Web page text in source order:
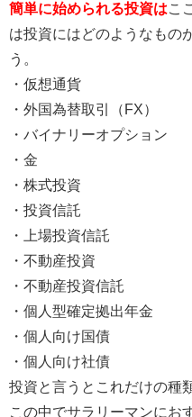
簡単に始められる投資はこ
は投資にはどのようなもの
う。
・仮想通貨
・外国為替取引（FX）
・バイナリーオプション
・金
・株式投資
・投資信託
・上場投資信託
・不動産投資
・不動産投資信託
・個人型確定拠出年金
・個人向け国債
・個人向け社債
投資と言うとこれだけの種
この中でサラリーマンにお